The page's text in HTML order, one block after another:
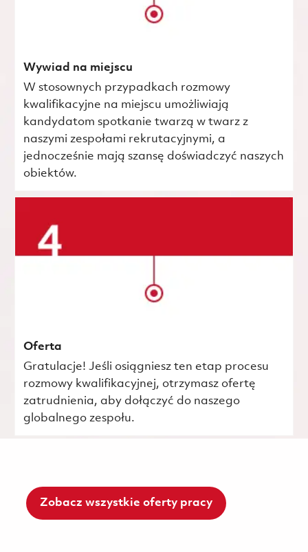
Wywiad na miejscu
W stosownych przypadkach rozmowy
kwalifikacyjne na miejscu umożliwiają
kandydatom spotkanie twarzą w twarz z
naszymi zespołami rekrutacyjnymi, a
jednocześnie mają szansę doświadczyć naszych
obiektów.
Oferta
Gratulacje! Jeśli osiągniesz ten etap procesu
rozmowy kwalifikacyjnej, otrzymasz ofertę
zatrudnienia, aby dołączyć do naszego
globalnego zespołu.
Zobacz wszystkie oferty pracy